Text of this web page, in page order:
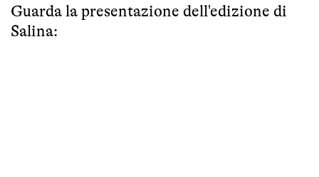
Guarda la presentazione dell'edizione di
Salina: